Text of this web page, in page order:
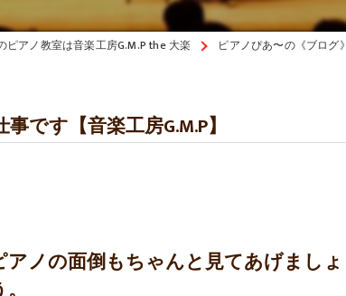
ピアノ教室は音楽工房G.M.P the 大楽 ピアノぴあ〜の《ブログ》
です【音楽工房G.M.P】
アノの面倒もちゃんと見てあげましょ